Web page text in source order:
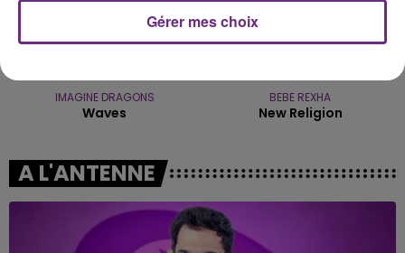
IMAGINE DRAGONS
Waves
BEBE REXHA
New Religion
A L'ANTENNE
Gérer mes choix